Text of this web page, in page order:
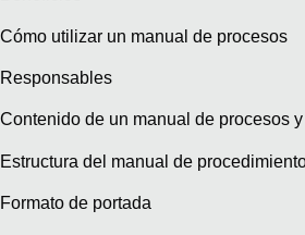
Cómo utilizar un manual de procesos
Responsables
Contenido de un manual de procesos
Estructura del manual de
Formato de portada